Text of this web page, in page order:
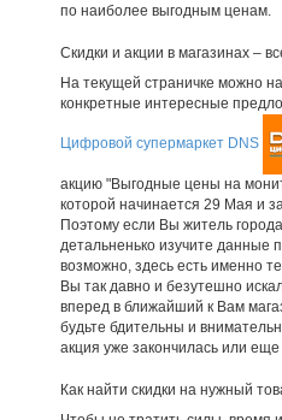
по наиболее выгодным ценам.
Скидки и акции в магазинах –
На текущей страничке можно
конкретные интересные
Цифровой супермаркет DNS
акцию "Выгодные цены на
которой начинается 29 Мая и
Поэтому если Вы житель города
детальненько изучите данные
возможно, здесь есть именно
Вы так давно и безутешно
вперед в ближайший к Вам
будьте бдительны и
акция уже закончилась или еще
Как найти скидки на нужный